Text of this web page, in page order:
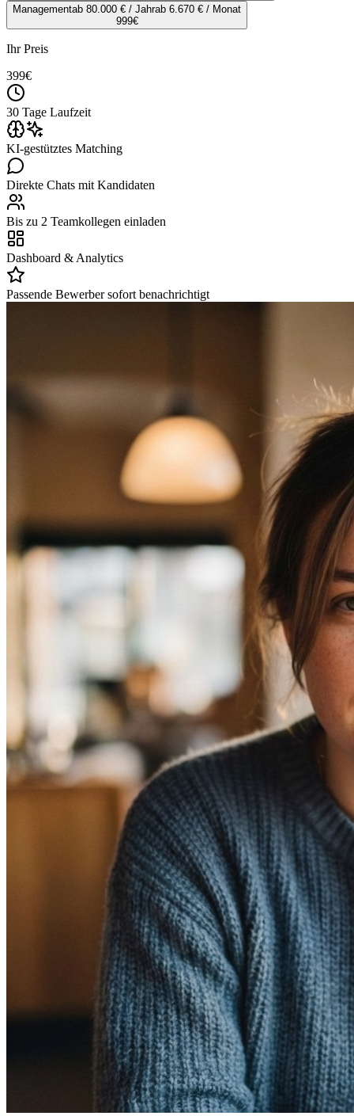
Managementab 80.000 € / Jahrab 6.670 € / Monat
999€
Ihr Preis
399€
30 Tage Laufzeit
KI-gestütztes Matching
Direkte Chats mit Kandidaten
Bis zu 2 Teamkollegen einladen
Dashboard & Analytics
Passende Bewerber sofort benachrichtigt